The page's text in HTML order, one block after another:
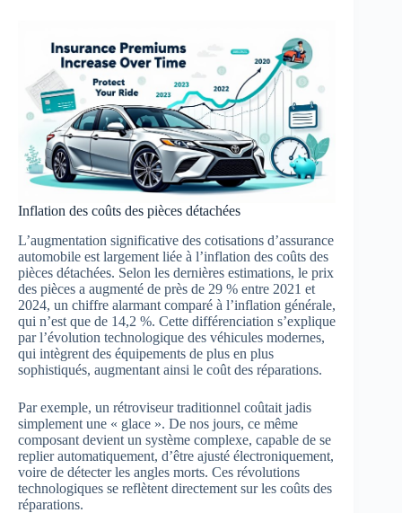
Inflation des coûts des pièces détachées
L’augmentation significative des cotisations d’assurance
automobile est largement liée à l’inflation des coûts des
pièces détachées. Selon les dernières estimations, le prix
des pièces a augmenté de près de 29 % entre 2021 et
2024, un chiffre alarmant comparé à l’inflation générale,
qui n’est que de 14,2 %. Cette différenciation s’explique
par l’évolution technologique des véhicules modernes,
qui intègrent des équipements de plus en plus
sophistiqués, augmentant ainsi le coût des réparations.
Par exemple, un rétroviseur traditionnel coûtait jadis
simplement une « glace ». De nos jours, ce même
composant devient un système complexe, capable de se
replier automatiquement, d’être ajusté électroniquement,
voire de détecter les angles morts. Ces révolutions
technologiques se reflètent directement sur les coûts des
réparations.